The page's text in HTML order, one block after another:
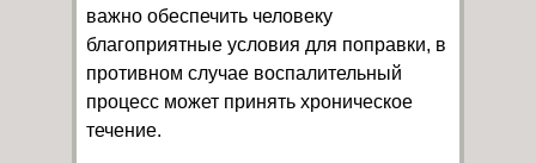
важно обеспечить человеку
благоприятные условия для поправки, в
противном случае воспалительный
процесс может принять хроническое
течение.